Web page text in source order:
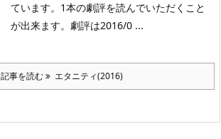
ています。1本の劇評を読んでいただくこと
が出来ます。劇評は2016/0 ...
記事を読む エタニティ(2016)